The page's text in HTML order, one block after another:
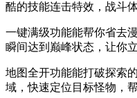
酷的技能连击特效，战斗
一键满级功能能帮你省去
瞬间达到巅峰状态，让你
地图全开功能能打破探索
域，快速定位目标怪物，